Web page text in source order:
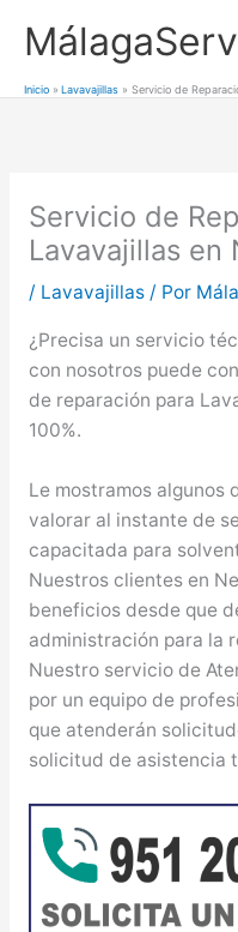
Inicio Lavavajillas Servicio de
Servicio de
Lavavajillas en
/ Lavavajillas/ Por
¿Precisa un servicio
con nosotros puede
de reparación para
100%.
Le mostramos algunos
valorar al instante de
capacitada para
Nuestros clientes en
beneficios desde que
administración para la
Nuestro servicio de
por un equipo de
que atenderán
solicitud de asistencia